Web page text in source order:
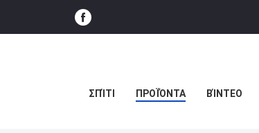
ΣΠΊΤΙ ΠΡΟΪΌΝΤΑ ΒΊΝΤΕΟ